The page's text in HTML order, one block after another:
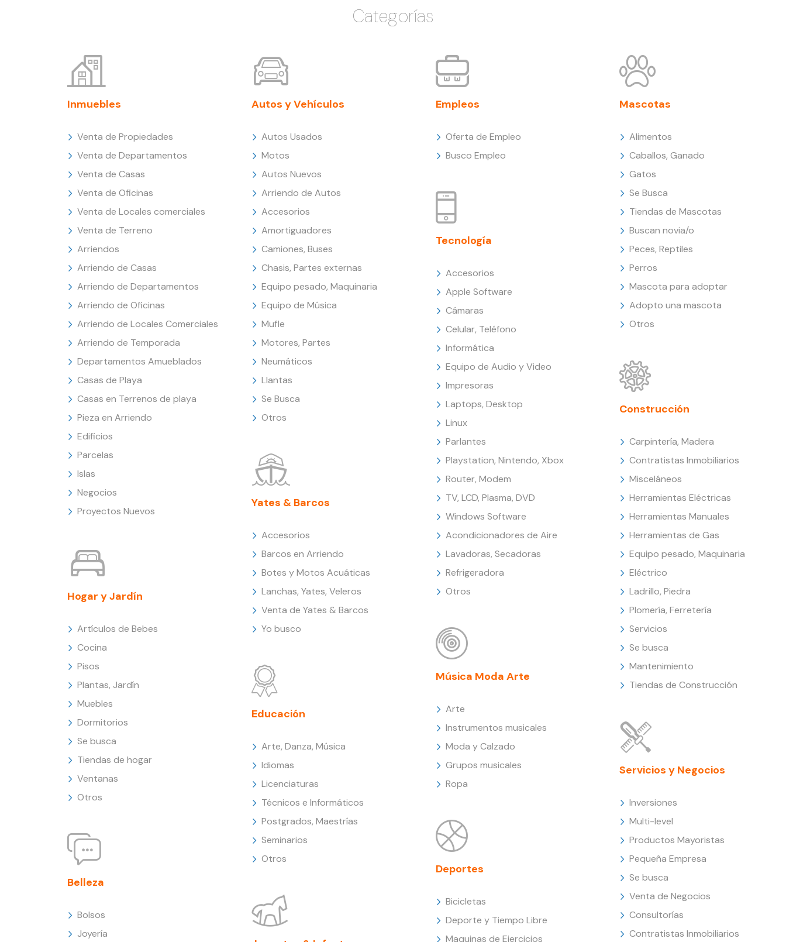
Categorías
Inmuebles
Venta de Propiedades
Venta de Departamentos
Venta de Casas
Venta de Oficinas
Venta de Locales comerciales
Venta de Terreno
Arriendos
Arriendo de Casas
Arriendo de Departamentos
Arriendo de Oficinas
Arriendo de Locales Comerciales
Arriendo de Temporada
Departamentos Amueblados
Casas de Playa
Casas en Terrenos de playa
Pieza en Arriendo
Edificios
Parcelas
Islas
Negocios
Proyectos Nuevos
Hogar y Jardín
Artículos de Bebes
Cocina
Pisos
Plantas, Jardín
Muebles
Dormitorios
Se busca
Tiendas de hogar
Ventanas
Otros
Belleza
Bolsos
Joyería
Autos y Vehículos
Autos Usados
Motos
Autos Nuevos
Arriendo de Autos
Accesorios
Amortiguadores
Camiones, Buses
Chasis, Partes externas
Equipo pesado, Maquinaria
Equipo de Música
Mufle
Motores, Partes
Neumáticos
Llantas
Se Busca
Otros
Yates & Barcos
Accesorios
Barcos en Arriendo
Botes y Motos Acuáticas
Lanchas, Yates, Veleros
Venta de Yates & Barcos
Yo busco
Educación
Arte, Danza, Música
Idiomas
Licenciaturas
Técnicos e Informáticos
Postgrados, Maestrías
Seminarios
Otros
Empleos
Oferta de Empleo
Busco Empleo
Tecnología
Accesorios
Apple Software
Cámaras
Celular, Teléfono
Informática
Equipo de Audio y Video
Impresoras
Laptops, Desktop
Linux
Parlantes
Playstation, Nintendo, Xbox
Router, Modem
TV, LCD, Plasma, DVD
Windows Software
Acondicionadores de Aire
Lavadoras, Secadoras
Refrigeradora
Otros
Música Moda Arte
Arte
Instrumentos musicales
Moda y Calzado
Grupos musicales
Ropa
Deportes
Bicicletas
Deporte y Tiempo Libre
Maquinas de Ejercicios
Mascotas
Alimentos
Caballos, Ganado
Gatos
Se Busca
Tiendas de Mascotas
Buscan novia/o
Peces, Reptiles
Perros
Mascota para adoptar
Adopto una mascota
Otros
Construcción
Carpintería, Madera
Contratistas Inmobiliarios
Misceláneos
Herramientas Eléctricas
Herramientas Manuales
Herramientas de Gas
Equipo pesado, Maquinaria
Eléctrico
Ladrillo, Piedra
Plomería, Ferretería
Servicios
Se busca
Mantenimiento
Tiendas de Construcción
Servicios y Negocios
Inversiones
Multi-level
Productos Mayoristas
Pequeña Empresa
Se busca
Venta de Negocios
Consultorías
Contratistas Inmobiliarios